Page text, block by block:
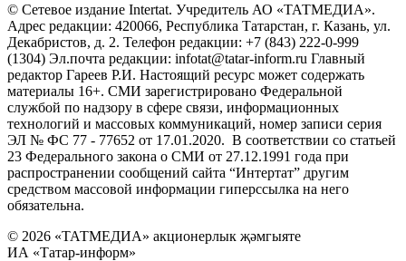
© Сетевое издание Intertat. Учредитель АО «ТАТМЕДИА».
Адрес редакции: 420066, Республика Татарстан, г. Казань, ул.
Декабристов, д. 2. Телефон редакции: +7 (843) 222-0-999
(1304) Эл.почта редакции: infotat@tatar-inform.ru Главный
редактор Гареев Р.И. Настоящий ресурс может содержать
материалы 16+. СМИ зарегистрировано Федеральной
службой по надзору в сфере связи, информационных
технологий и массовых коммуникаций, номер записи серия
ЭЛ № ФС 77 - 77652 от 17.01.2020. В соответствии со статьей
23 Федерального закона о СМИ от 27.12.1991 года при
распространении сообщений сайта “Интертат” другим
средством массовой информации гиперссылка на него
обязательна.
© 2026 «ТАТМЕДИА» акционерлык җәмгыяте
ИА «Татар-информ»